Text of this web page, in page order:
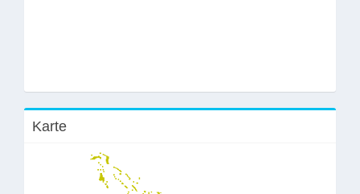
Karte